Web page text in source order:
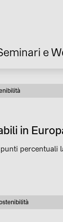
e
in
percentuali